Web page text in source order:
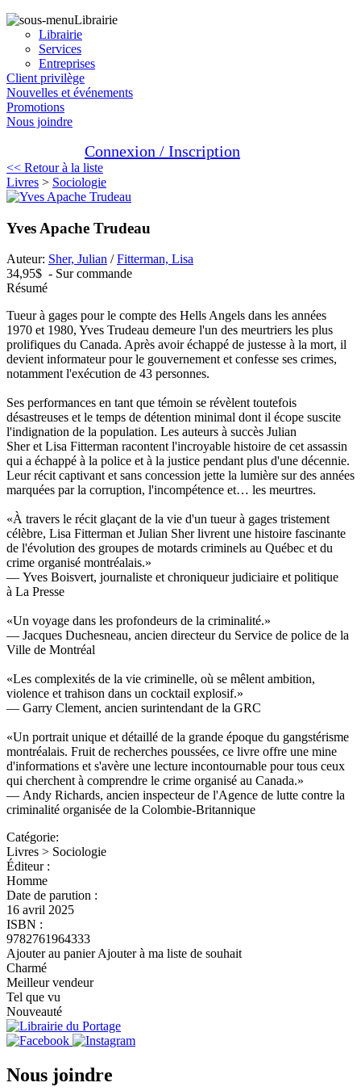
Librairie
Librairie
Services
Entreprises
Client privilège
Nouvelles et événements
Promotions
Nous joindre
Connexion / Inscription
<< Retour à la liste
Livres > Sociologie
Yves Apache Trudeau
Auteur: Sher, Julian /Fitterman, Lisa
34,95$ - Sur commande
Résumé
Tueur à gages pour le compte des Hells Angels dans les années
1970 et 1980, Yves Trudeau demeure l'un des meurtriers les plus
prolifiques du Canada. Après avoir échappé de justesse à la mort, il
devient informateur pour le gouvernement et confesse ses crimes,
notamment l'exécution de 43 personnes.
Ses performances en tant que témoin se révèlent toutefois
désastreuses et le temps de détention minimal dont il écope suscite
l'indignation de la population. Les auteurs à succès Julian
Sher et Lisa Fitterman racontent l'incroyable histoire de cet assassin
qui a échappé à la police et à la justice pendant plus d'une décennie.
Leur récit captivant et sans concession jette la lumière sur des années
marquées par la corruption, l'incompétence et… les meurtres.
«À travers le récit glaçant de la vie d'un tueur à gages tristement
célèbre, Lisa Fitterman et Julian Sher livrent une histoire fascinante
de l'évolution des groupes de motards criminels au Québec et du
crime organisé montréalais.»
— Yves Boisvert, journaliste et chroniqueur judiciaire et politique
à La Presse
«Un voyage dans les profondeurs de la criminalité.»
— Jacques Duchesneau, ancien directeur du Service de police de la
Ville de Montréal
«Les complexités de la vie criminelle, où se mêlent ambition,
violence et trahison dans un cocktail explosif.»
— Garry Clement, ancien surintendant de la GRC
«Un portrait unique et détaillé de la grande époque du gangstérisme
montréalais. Fruit de recherches poussées, ce livre offre une mine
d'informations et s'avère une lecture incontournable pour tous ceux
qui cherchent à comprendre le crime organisé au Canada.»
— Andy Richards, ancien inspecteur de l'Agence de lutte contre la
criminalité organisée de la Colombie-Britannique
Catégorie:
Livres > Sociologie
Éditeur :
Homme
Date de parution :
16 avril 2025
ISBN :
9782761964333
Ajouter au panierAjouter à ma liste de souhait
Charmé
Meilleur vendeur
Tel que vu
Nouveauté
Nous joindre